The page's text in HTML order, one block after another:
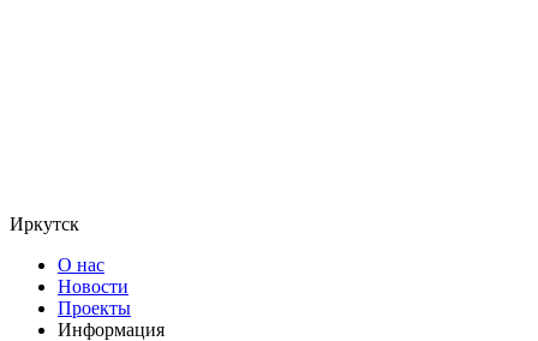
Иркутск
О нас
Новости
Проекты
Информация